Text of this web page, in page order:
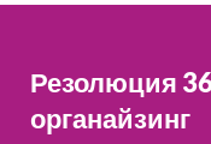
Резолюция
органайзинг